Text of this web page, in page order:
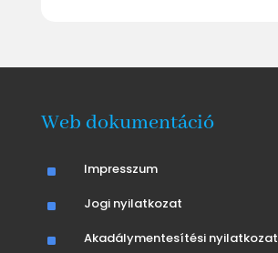
Web dokumentáció
^ Impresszum
^ Jogi nyilatkozat
^ Akadálymentesítési nyilatkozat